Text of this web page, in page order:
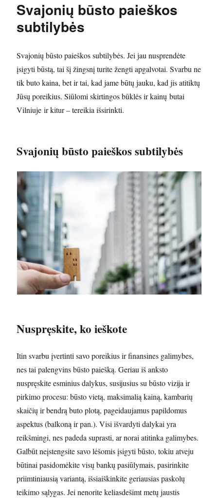
Svajonių būsto paieškos
subtilybės
Svajonių būsto paieškos subtilybės. Jei jau nusprendėte
įsigyti būstą, tai šį žingsnį turite žengti apgalvotai. Svarbu ne
tik buto kaina, bet ir tai, kad jame būtų jauku, kad jis atitiktų
Jūsų poreikius. Siūlomi skirtingos būklės ir kainų butai
Vilniuje ir kitur – tereikia išsirinkti.
Svajonių būsto paieškos subtilybės
Nuspręskite, ko ieškote
Itin svarbu įvertinti savo poreikius ir finansines galimybes,
nes tai palengvins būsto paiešką. Geriau iš anksto
nuspręskite esminius dalykus, susijusius su būsto vizija ir
pirkimo procesu: būsto vietą, maksimalią kainą, kambarių
skaičių ir bendrą buto plotą, pageidaujamus papildomus
aspektus (balkoną ir pan.). Visi išvardyti dalykai yra
reikšmingi, nes padeda suprasti, ar norai atitinka galimybes.
Galbūt neįstengsite savo lėšomis įsigyti būsto, tokiu atveju
būtinai pasidomėkite visų bankų pasiūlymais, pasirinkite
priimtiniausią variantą, išsiaiškinkite geriausias paskolų
teikimo sąlygas. Jei nenorite keliasdešimt metų jaustis